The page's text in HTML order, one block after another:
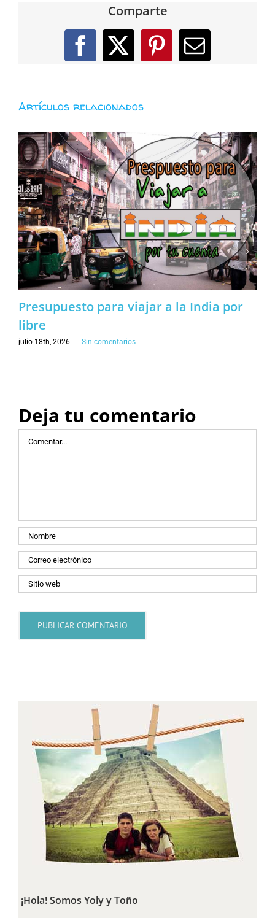
Comparte
Facebook
X PinterestCorreo
Artículos relacionados
Presupuesto para viajar a la India por
libre
julio 18th, 2026 | Sin comentarios
Deja tu comentario
Comentar
¡Hola! Somos Yoly y Toño